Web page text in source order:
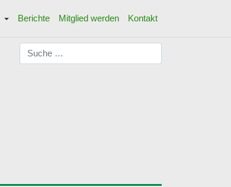
Berichte Mitglied werden Kontakt
Suchen